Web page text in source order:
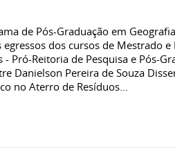
de Pós-Graduação em
egressos dos cursos de Mestrado
Pró-Reitoria de Pesquisa e Pós-
Danielson Pereira de Souza
no Aterro de Resíduos...